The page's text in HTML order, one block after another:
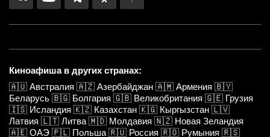
Киноафиша в других странах:
🇦🇺 Австралия 🇦🇿 Азербайджан 🇦🇲 Армения 🇧🇾
Беларусь 🇧🇬 Болгария 🇬🇧 Великобритания 🇬🇪 Грузия
🇮🇸 Исландия 🇰🇿 Казахстан 🇰🇬 Кыргызстан 🇱🇻
Латвия 🇱🇹 Литва 🇲🇩 Молдавия 🇳🇿 Новая Зеландия
🇦🇪 ОАЭ 🇵🇱 Польша 🇷🇺 Россия 🇷🇴 Румыния 🇷🇸